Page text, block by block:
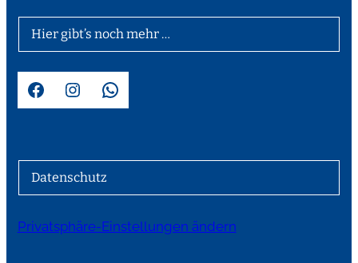
Hier gibt’s noch mehr …
Facebook Instagram WhatsApp
Datenschutz
Privatsphäre-Einstellungen ändern